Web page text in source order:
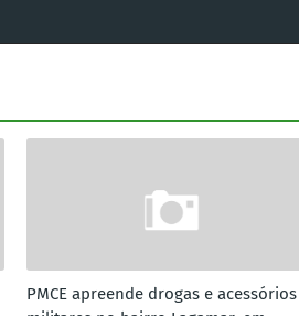
PMCE apreende drogas e acessórios